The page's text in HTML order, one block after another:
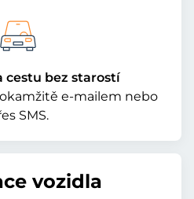
cestu bez starostí
e-mailem nebo
SMS.
vozidla